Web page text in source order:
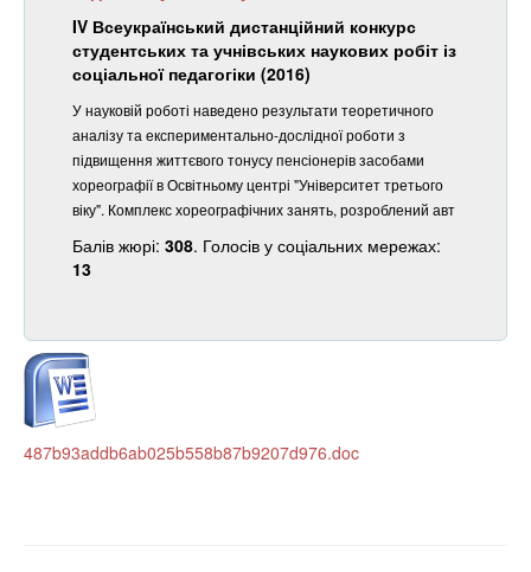
IV Всеукраїнський дистанційний конкурс
студентських та учнівських наукових робіт із
соціальної педагогіки (2016)
У науковій роботі наведено результати теоретичного
аналізу та експериментально-дослідної роботи з
підвищення життєвого тонусу пенсіонерів засобами
хореографії в Освітньому центрі "Університет третього
віку". Комплекс хореографічних занять, розроблений авт
Балів жюрі: 308. Голосів у соціальних мережах:
13
487b93addb6ab025b558b87b9207d976.doc